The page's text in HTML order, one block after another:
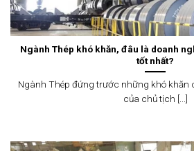
Ngành Thép khó khăn, đâu là doanh
tốt nhất?
Ngành Thép đứng trước những khó khăn
của chủ tịch [...]